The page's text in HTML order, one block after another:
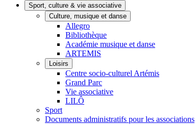
Sport, culture & vie associative
Culture, musique et danse
Allegro
Bibliothèque
Académie musique et danse
ARTEMIS
Loisirs
Centre socio-culturel Artémis
Grand Parc
Vie associative
LILÔ
Sport
Documents administratifs pour les associations